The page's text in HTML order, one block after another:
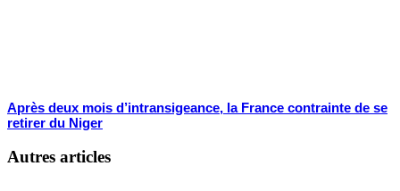
Après deux mois d’intransigeance, la France contrainte de se
retirer du Niger
Autres articles